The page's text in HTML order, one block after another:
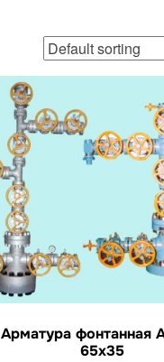
Арматура фонтанная
65х35